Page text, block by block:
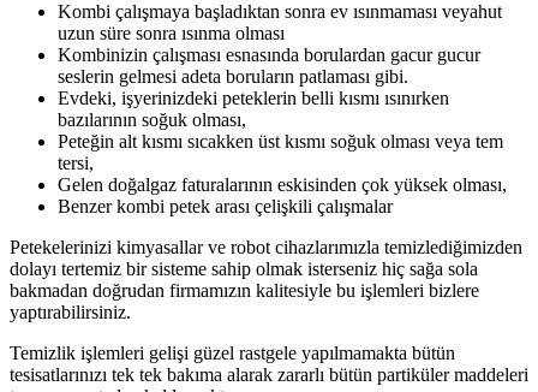
Kombi çalışmaya başladıktan sonra ev ısınmaması veyahut
uzun süre sonra ısınma olması
Kombinizin çalışması esnasında borulardan gacur gucur
seslerin gelmesi adeta boruların patlaması gibi.
Evdeki, işyerinizdeki peteklerin belli kısmı ısınırken
bazılarının soğuk olması,
Peteğin alt kısmı sıcakken üst kısmı soğuk olması veya tem
tersi,
Gelen doğalgaz faturalarının eskisinden çok yüksek olması,
Benzer kombi petek arası çelişkili çalışmalar
Petekelerinizi kimyasallar ve robot cihazlarımızla temizlediğimizden
dolayı tertemiz bir sisteme sahip olmak isterseniz hiç sağa sola
bakmadan doğrudan firmamızın kalitesiyle bu işlemleri bizlere
yaptırabilirsiniz.
Temizlik işlemleri gelişi güzel rastgele yapılmamakta bütün
tesisatlarınızı tek tek bakıma alarak zararlı bütün partiküler maddeleri